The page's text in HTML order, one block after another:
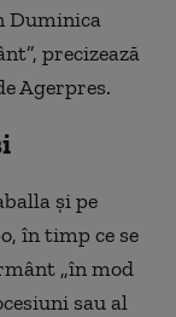
Duminica
precizează
Agerpres.
şi pe
în timp ce se
„în mod
sau al